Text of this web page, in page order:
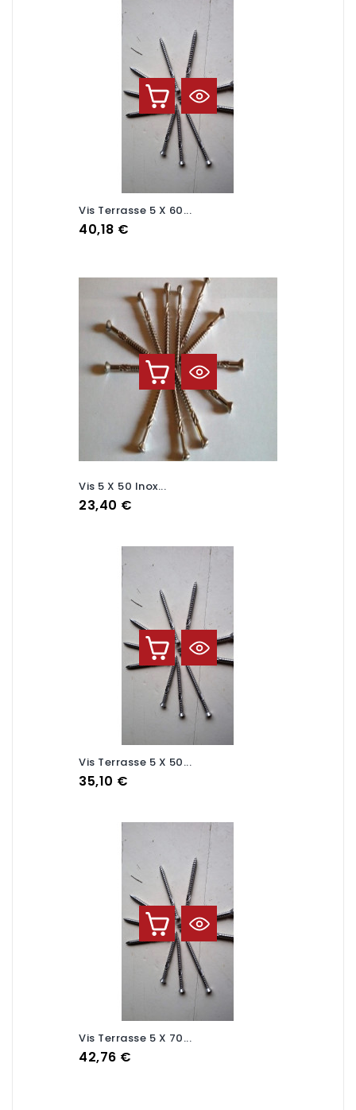
Vis Terrasse 5 X 60...
Prix
40,18 €
Vis 5 X 50 Inox...
Prix
23,40 €
Vis Terrasse 5 X 50...
Prix
35,10 €
Vis Terrasse 5 X 70...
Prix
42,76 €